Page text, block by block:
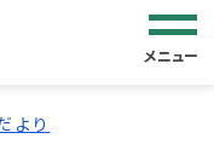
メニュー
より